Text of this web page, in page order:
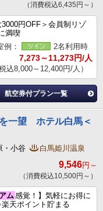
（消費税込6,435円～）
3000円OFF＞会員制リゾ
満喫
例：
2名利用時
7,273～11,273円/人
込8,000～12,400円/人）
航空券付プラン一覧
一望 ホテル白馬＜
・小谷 白馬姫川温泉
9,546円～
（消費税込10,500円～）
ム感覚！】気軽にお得に
天ポイント貯まる